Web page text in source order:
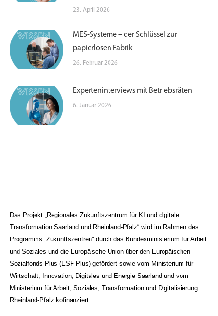
23. April 2026
MES-Systeme – der Schlüssel zur
papierlosen Fabrik
26. Februar 2026
Experteninterviews mit Betriebsräten
6. Januar 2026
Das Projekt „Regionales Zukunftszentrum für KI und digitale
Transformation Saarland und Rheinland-Pfalz“ wird im Rahmen des
Programms „Zukunftszentren“ durch das Bundesministerium für Arbeit
und Soziales und die Europäische Union über den Europäischen
Sozialfonds Plus (ESF Plus) gefördert sowie vom Ministerium für
Wirtschaft, Innovation, Digitales und Energie Saarland und vom
Ministerium für Arbeit, Soziales, Transformation und Digitalisierung
Rheinland-Pfalz kofinanziert.